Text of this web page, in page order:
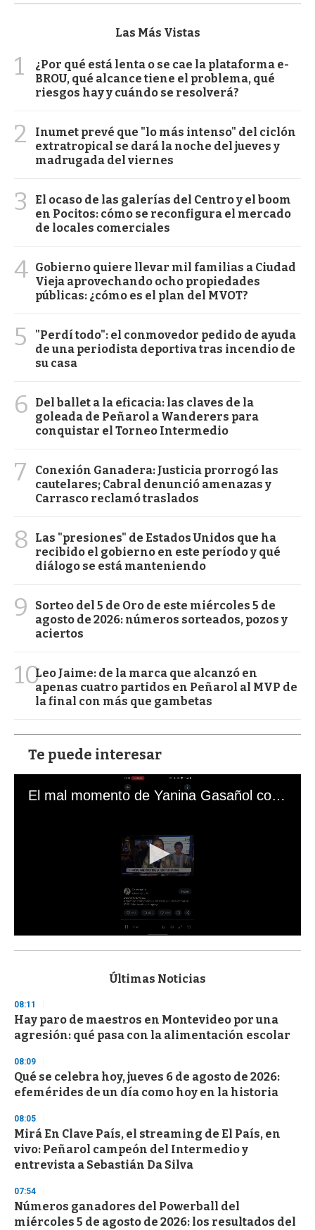
Las Más Vistas
1
¿Por qué está lenta o se cae la plataforma e-
BROU, qué alcance tiene el problema, qué
riesgos hay y cuándo se resolverá?
2
Inumet prevé que "lo más intenso" del ciclón
extratropical se dará la noche del jueves y
madrugada del viernes
3
El ocaso de las galerías del Centro y el boom
en Pocitos: cómo se reconfigura el mercado
de locales comerciales
4 Gobierno quiere llevar mil familias a Ciudad
Vieja aprovechando ocho propiedades
públicas: ¿cómo es el plan del MVOT?
5
"Perdí todo": el conmovedor pedido de ayuda
de una periodista deportiva tras incendio de
su casa
6
Del ballet a la eficacia: las claves de la
goleada de Peñarol a Wanderers para
conquistar el Torneo Intermedio
7
Conexión Ganadera: Justicia prorrogó las
cautelares; Cabral denunció amenazas y
Carrasco reclamó traslados
8
Las "presiones" de Estados Unidos que ha
recibido el gobierno en este período y qué
diálogo se está manteniendo
9
Sorteo del 5 de Oro de este miércoles 5 de
agosto de 2026: números sorteados, pozos y
aciertos
10Leo Jaime: de la marca que alcanzó en
apenas cuatro partidos en Peñarol al MVP de
la final con más que gambetas
Te puede interesar
El mal momento de Yanina Gasañol con un hincha argentino en "Subrayado"
s
d
s
o
f
3
s
e
c
n
d
Últimas Noticias
08:11
Hay paro de maestros en Montevideo por una
agresión: qué pasa con la alimentación escolar
08:09
Qué se celebra hoy, jueves 6 de agosto de 2026:
efemérides de un día como hoy en la historia
08:05
Mirá En Clave País, el streaming de El País, en
vivo: Peñarol campeón del Intermedio y
entrevista a Sebastián Da Silva
07:54
Números ganadores del Powerball del
miércoles 5 de agosto de 2026: los resultados del